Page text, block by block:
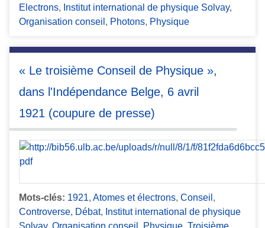
Electrons, Institut international de physique Solvay,
Organisation conseil , Photons, Physique
« Le troisième Conseil de Physique »,
dans l'Indépendance Belge, 6 avril
1921 (coupure de presse)
Mots-clés: 1921, Atomes et électrons, Conseil ,
Controverse, Débat, Institut international de physique
Solvay, Organisation conseil Physique Troisième